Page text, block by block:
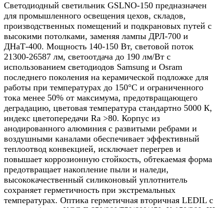
Светодиодный светильник GSLNO-150 предназначен
для промышленного освещения цехов, складов,
производственных помещений и подкрановых путей с
высокими потолками, заменяя лампы ДРЛ-700 и
ДНаТ-400. Мощность 140-150 Вт, световой поток
21300-26587 лм, светоотдача до 190 лм/Вт с
использованием светодиодов Samsung и Osram
последнего поколения на керамической подложке для
работы при температурах до 150°C и ограниченного
тока менее 50% от максимума, предотвращающего
деградацию, цветовая температура стандартно 5000 К,
индекс цветопередачи Ra >80. Корпус из
анодированного алюминия с развитыми ребрами и
воздушными каналами обеспечивает эффективный
теплоотвод конвекцией, исключает перегрев и
повышает коррозионную стойкость, обтекаемая форма
предотвращает накопление пыли и наледи,
высококачественный силиконовый уплотнитель
сохраняет герметичность при экстремальных
температурах. Оптика герметичная вторичная LEDIL с